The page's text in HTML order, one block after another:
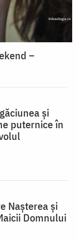
–
și
puternice în
Nașterea și
Domnului